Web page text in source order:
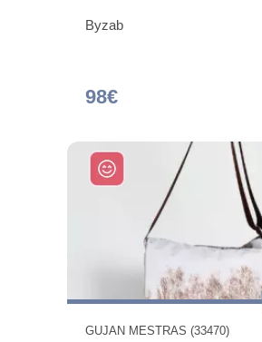
Byzab
98€
GUJAN MESTRAS (33470)